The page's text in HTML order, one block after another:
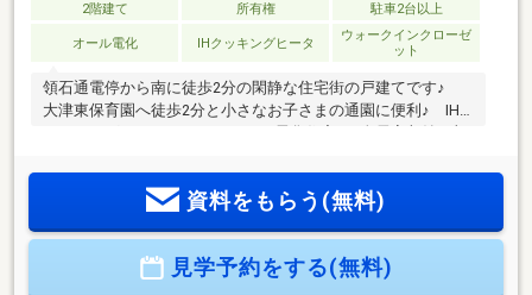
2階建て 所有権 駐車2台以上
オール電化 IHクッキングヒータ
ウォークインクローゼ
ット
領石通電停から南に徒歩2分の閑静な住宅街の戸建てです♪
大津東保育園へ徒歩2分と小さなお子さまの通園に便利♪ IH
（WIC）がありますので、季節のものや趣味の道具なども収納
できます♪ 2階にもトイレがあり、ちょっとした洗面台もあ
資料をもらう(無料)
見学予約をする(無料)